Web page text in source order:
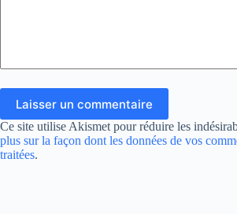
Laisser un commentaire
Ce site utilise Akismet pour réduire les
plus sur la façon dont les données de vos
traitées.